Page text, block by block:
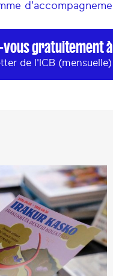
vous gratuitement
de l'ICB (mensuelle)